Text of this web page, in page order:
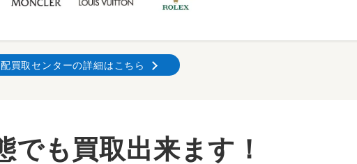
買取センターの詳細はこちら
でも買取出来ます！